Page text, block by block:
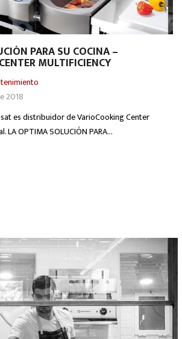
PARA SU COCINA –
MULTIFICIENCY
2018
es distribuidor de VarioCooking Center
LA OPTIMA SOLUCIÓN PARA...